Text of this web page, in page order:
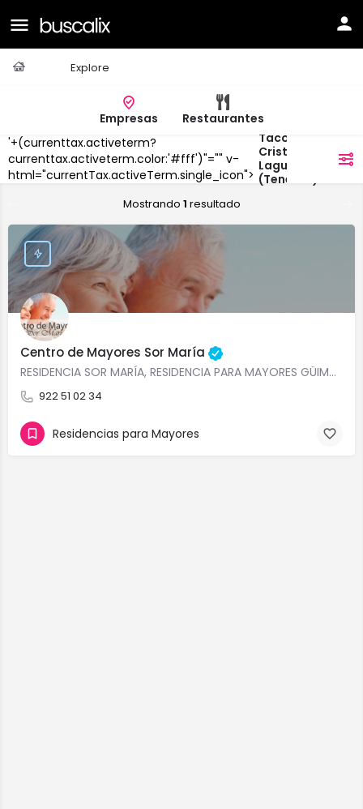
Explore
Empresas
Restaurantes
'+(currenttax.activeterm?
currenttax.activeterm.color:'#fff')"="" v-
html="currentTax.activeTerm.single_icon">
Taco,San
Cristobal De La
Laguna
(Tenerife)
Mostrando 1 resultado
Centro de Mayores Sor María
RESIDENCIA SOR MARÍA, RESIDENCIA PARA MAYORES GÜIMAR, RESIDENCIAS PARA MAYORES TENERIFE, RESIDENCIA PARA…
922 51 02 34
Residencias para Mayores